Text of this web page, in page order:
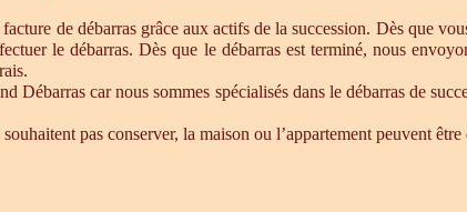
de débarras grâce aux actifs de la succession. Dès que
le débarras. Dès que le débarras est terminé, nous
car nous sommes spécialisés dans le débarras de
pas conserver, la maison ou l’appartement peuvent